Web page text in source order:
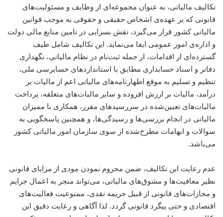
تکالیف مالیاتی، به عنوان مجموعه‌ای از وظایف و مسئولیت‌های
قانونی که بر عهده‌ی اشخاص حقیقی و حقوقی به موجب قوانین
مالیاتی کشور قرار می‌گیرد، نقش بسزایی در تامین منابع مالی دولت
و اداره‌ی امور عمومی ایفا می‌نماید. این تکالیف شامل طیف
گسترده‌ای از اقدامات، از جمله ثبت‌نام در نظام مالیاتی، نگهداری
دفاتر و اسناد حسابداری مطابق با استانداردهای حسابرسی ملی،
تنظیم و تسلیم به موقع اظهارنامه‌های مالیاتی اعم از مالیات بر
درآمد، مالیات بر ارزش افزوده و سایر مالیات‌های متعلقه، پرداخت
مالیات‌های تعیین‌شده در سررسیدهای مقرر، همکاری با ممیزان
مالیاتی در انجام بررسی‌ها و رسیدگی‌ها، و همچنین پاسخگویی به
سوالات و ابهامات مطرح‌شده از سوی سازمان امور مالیاتی کشور
می‌باشد.
عدم رعایت این تکالیف، ضمن محروم نمودن مودی از مزایای قانونی
نظیر معافیت‌ها و مشوق‌های مالیاتی، می‌تواند منجر به اعمال جرایم
و مجازات‌های قانونی از قبیل جریمه نقدی، ممنوعیت فعالیت‌های
اقتصادی و حتی پیگرد قانونی گردد. لذا آگاهی و رعایت دقیق این